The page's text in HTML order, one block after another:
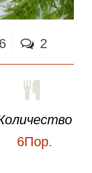
2
6Пор.